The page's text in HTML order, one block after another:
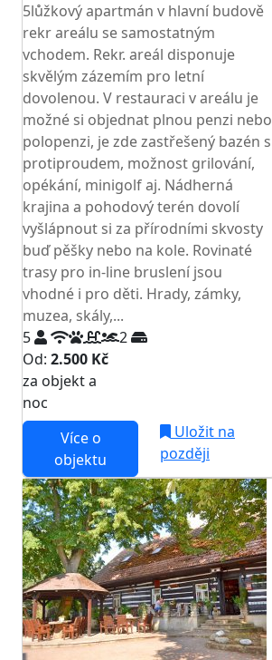
5lůžkový apartmán v hlavní budově
rekr areálu se samostatným
vchodem. Rekr. areál disponuje
skvělým zázemím pro letní
dovolenou. V restauraci v areálu je
možné si objednat plnou penzi nebo
polopenzi, je zde zastřešený bazén s
protiproudem, možnost grilování,
opékání, minigolf aj. Nádherná
krajina a pohodový terén dovolí
vyšlápnout si za přírodními skvosty
buď pěšky nebo na kole. Rovinaté
trasy pro in-line bruslení jsou
vhodné i pro děti. Hrady, zámky,
muzea, skály,...
5
2
Od: 2.500 Kč
za objekt a
noc
Více o
objektu
Uložit na
později